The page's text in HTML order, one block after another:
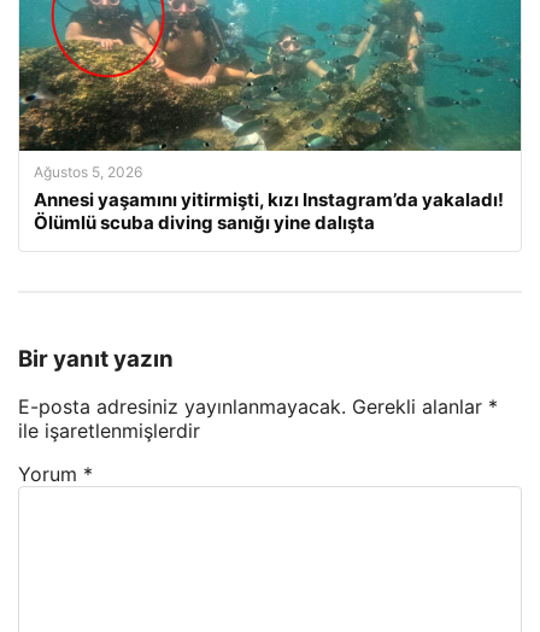
Ağustos 5, 2026
Annesi yaşamını yitirmişti, kızı Instagram’da yakaladı!
Ölümlü scuba diving sanığı yine dalışta
Bir yanıt yazın
E-posta adresiniz yayınlanmayacak. Gerekli alanlar *
ile işaretlenmişlerdir
Yorum *